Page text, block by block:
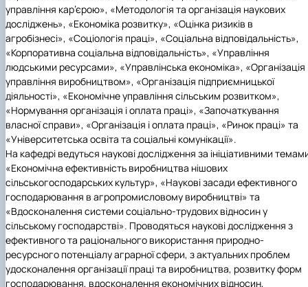
управління кар’єрою», «Методологія та організація наукових
досліджень», «Економіка розвитку», «Оцінка ризиків в
агробізнесі», «Соціологія праці», «Соціальна відповідальність»,
«Корпоративна соціальна відповідальність», «Управління
людськими ресурсами», «Управлінська економіка», «Організація
управління виробництвом», «Організація підприємницької
діяльності», «Економічне управління сільським розвитком»,
«Нормування організація і оплата праці», «Започаткування
власної справи», «Організація і оплата праці», «Ринок праці» та
«Університетська освіта та соціальні комунікації».
На кафедрі ведуться наукові дослідження за ініціативними
«Економічна ефективність виробництва нішових
сільськогосподарських культур», «Наукові засади ефективного
господарювання в агропромисловому виробництві» та
«Вдосконалення системи соціально-трудових відносин у
сільському господарстві». Проводяться наукові дослідження з
ефективного та раціонального використання природно-
ресурсного потенціалу аграрної сфери, з актуальних проблем
удосконалення організації праці та виробництва, розвитку форм
господарювання, вдосконалення економічних відносин,